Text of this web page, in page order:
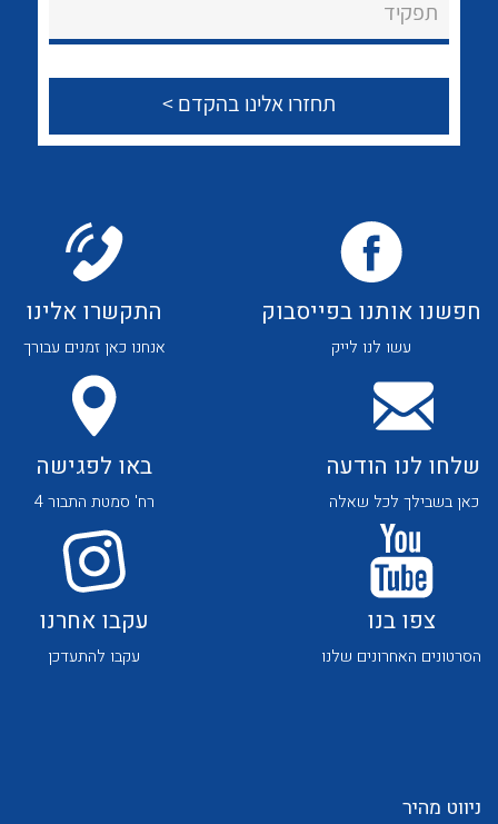
צור קשר
לכל מוצרי היצרן
לכל מוצרי היצרן לכל מוצרי היצרן
תפקיד
חפשנו אותנו בפייסבוק
עשו לנו לייק
התקשרו אלינו
אנחנו כאן זמנים עבורך
שלחו לנו הודעה
כאן בשבילך לכל שאלה
באו לפגישה
רח' סמטת התבור 4
צפו בנו
הסרטונים האחרונים שלנו
עקבו אחרנו
עקבו להתעדכן
ניווט מהיר